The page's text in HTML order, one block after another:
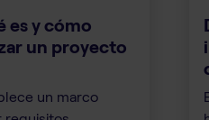
es y cómo
un proyecto
un marco